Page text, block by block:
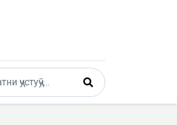
or more characters for results.